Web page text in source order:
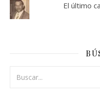
El último